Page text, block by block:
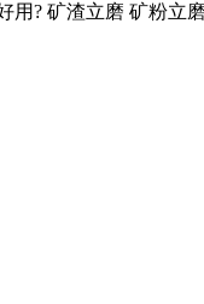
? 矿渣立磨 矿粉立